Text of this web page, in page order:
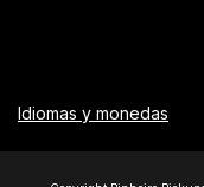
Idiomas y monedas